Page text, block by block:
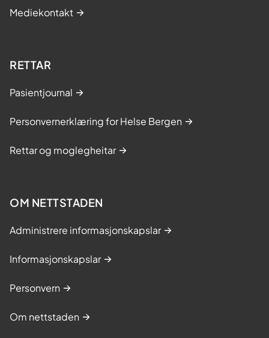
Mediekontakt
RETTAR
Pasientjournal
Personvernerklæring for Helse Bergen
Rettar og moglegheitar
OM NETTSTADEN
Administrere informasjonskapslar
Informasjonskapslar
Personvern
Om nettstaden